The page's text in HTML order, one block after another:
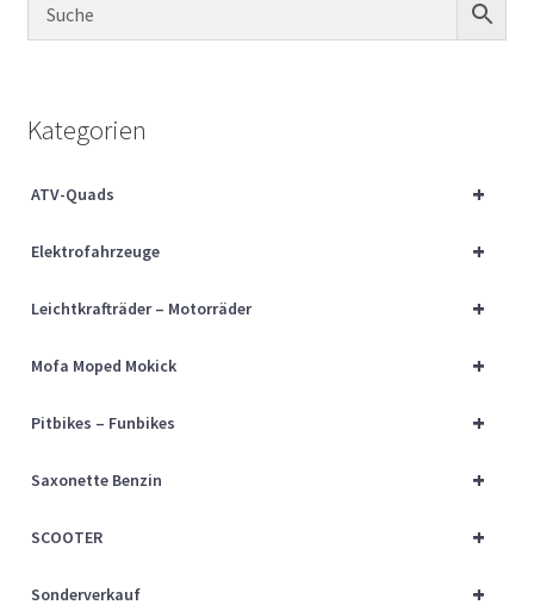
Widerrufsbelehrung
Cart
Checkout
My account
Kategorien
+
ATV-Quads
+
Elektrofahrzeuge
+
Leichtkrafträder – Motorräder
+
Mofa Moped Mokick
+
Pitbikes – Funbikes
+
Saxonette Benzin
+
SCOOTER
+
Sonderverkauf